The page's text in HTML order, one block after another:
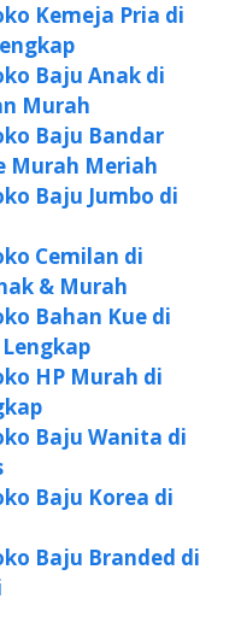
Kemeja Pria di
Baju Anak di
Murah
Baju Bandar
Murah Meriah
Baju Jumbo di
Cemilan di
& Murah
Bahan Kue di
HP Murah di
Baju Wanita di
Baju Korea di
Baju Branded di